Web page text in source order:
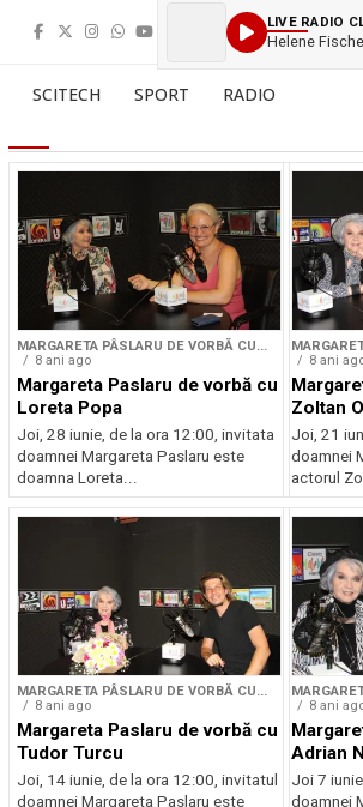
LIVE RADIO
Helene
SCITECH SPORT RADIO
MARGARETA PÂSLARU DE VORBĂ CU...
8 ani ago
Margareta Paslaru de vorbă cu
Loreta Popa
Joi, 28 iunie, de la ora 12:00, invitata
doamnei Margareta Paslaru este
doamna Loreta...
8 ani
Zoltan
Joi, 21
doamnei
actorul
MARGARETA PÂSLARU DE VORBĂ CU...
8 ani ago
Margareta Paslaru de vorbă cu
Tudor Turcu
Joi, 14 iunie, de la ora 12:00, invitatul
doamnei Margareta Paslaru este
8 ani
Adrian
Joi 7
doamnei